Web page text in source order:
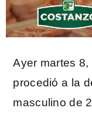
Ayer martes
procedió a la
masculino de